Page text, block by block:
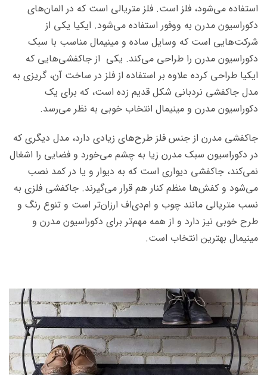
استفاده می‌شود، فلز است. فلز متریالی است که در المان‌های
دکوراسیون مدرن به ووفور استفاده می‌شود. ایکیا یکی از
شرکت‌هایی است که وسایل ساده و مینیمال مناسب با سبک
دکوراسیون مدرن را طراحی می‌کند. یکی از جاکفشی‌هایی که
ایکیا طراحی کرده علاوه بر استفاده از فلز در ساخت آن، گریزی به
مدل جاکفشی نردبانی شکل قدیم زده است، که برای یک
دکوراسیون مدرن و مینیمال انتخاب خوبی به نظر می‌رسد.
جاکفشی مدرن از جنس فلز طرح‌های زیادی دارد، مدل دیگری که
در دکوراسیون سبک مدرن زیا به چشم می‌خورد و فضایی را اشغال
نمی‌کند، جاکفشی دیواری است که به دیوار و یا در کمد نصب
می‌شود و کفش‌ها منظم کنار هم قرار می‌گیرند. جاکفشی فلزی به
نسب متریالی مانند چوب و ام‌دی‌اف ارزان‎‌تر است و تنوع رنگ و
طرح خوبی نیز دارد و از همه مهم‌تر برای دکوراسیون مدرن و
مینیمال بهترین انتخاب است.